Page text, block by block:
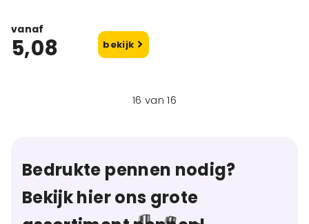
vanaf
5,08 bekijk
16 van 16
Bedrukte pennen nodig?
Bekijk hier ons grote